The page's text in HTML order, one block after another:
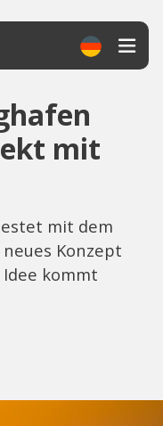
mit
mit dem
Konzept
kommt